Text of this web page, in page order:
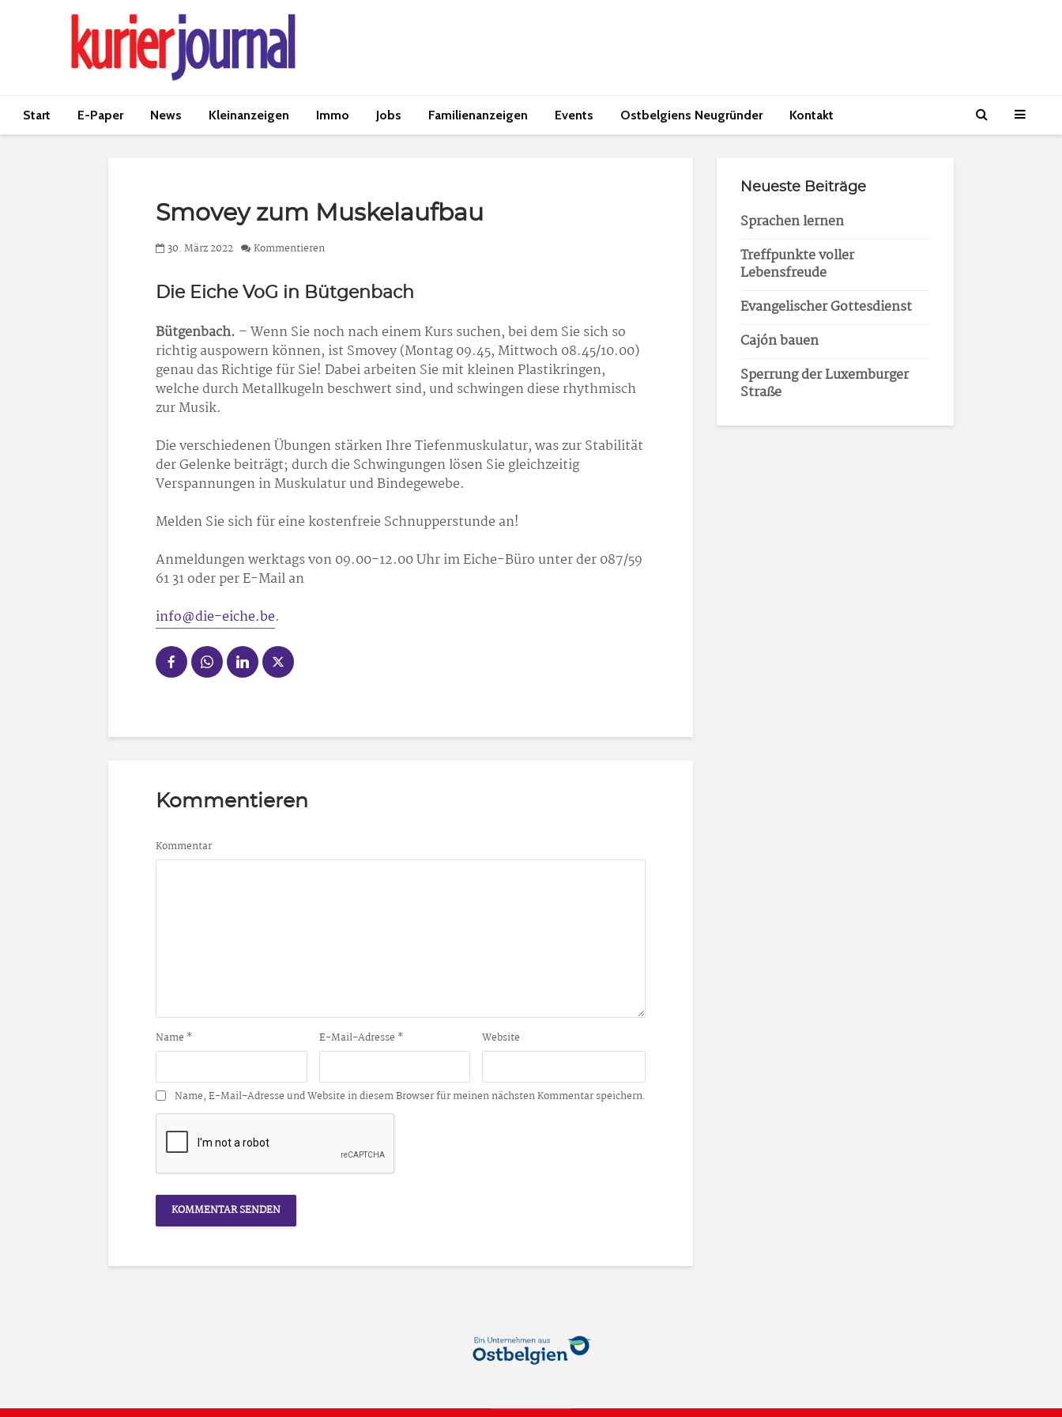
Start E-Paper News Kleinanzeigen Immo Jobs Familienanzeigen Events Ostbelgiens Neugründer Kontakt
Smovey zum Muskelaufbau
30. März 2022 Kommentieren
Die Eiche VoG in Bütgenbach
Bütgenbach. – Wenn Sie noch nach einem Kurs suchen, bei dem Sie sich so
richtig auspowern können, ist Smovey (Montag 09.45, Mittwoch 08.45/10.00)
genau das Richtige für Sie! Dabei arbeiten Sie mit kleinen Plastikringen,
welche durch Metallkugeln beschwert sind, und schwingen diese rhythmisch
zur Musik.
Die verschiedenen Übungen stärken Ihre Tiefenmuskulatur, was zur Stabilität
der Gelenke beiträgt; durch die Schwingungen lösen Sie gleichzeitig
Verspannungen in Muskulatur und Bindegewebe.
Melden Sie sich für eine kostenfreie Schnupperstunde an!
Anmeldungen werktags von 09.00-12.00 Uhr im Eiche-Büro unter der 087/59
61 31 oder per E-Mail an
info@die-eiche.be.
Kommentieren
Kommentar
Name * E-Mail-Adresse * Website
Name, E-Mail-Adresse und Website in diesem Browser für meinen nächsten Kommentar speichern.
Neueste Beiträge
Sprachen lernen
Treffpunkte voller
Lebensfreude
Evangelischer Gottesdienst
Cajón bauen
Sperrung der Luxemburger
Straße